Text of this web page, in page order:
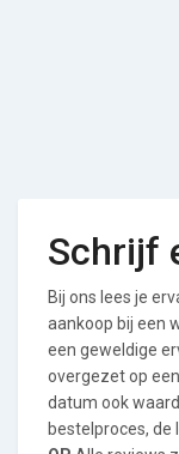
Schrijf
Bij ons lees je
aankoop bij een
een geweldige
overgezet op
datum ook
bestelproces, de